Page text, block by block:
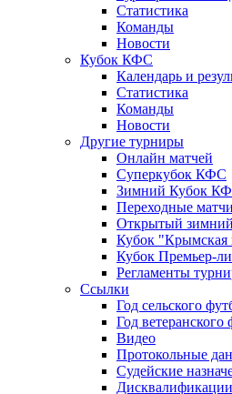
Статистика
Команды
Новости
Кубок КФС
Календарь и
Статистика
Команды
Новости
Другие турниры
Онлайн матчей
Суперкубок КФС
Зимний Кубок
Переходные
Открытый
Кубок "Крымская
Кубок Премьер-
Регламенты
Ссылки
Год сельского
Год ветеранского
Видео
Протокольные
Судейские